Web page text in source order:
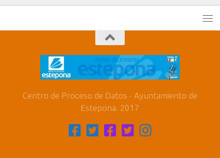
Centro de Proceso de Datos - Ayuntamiento de
Estepona. 2017